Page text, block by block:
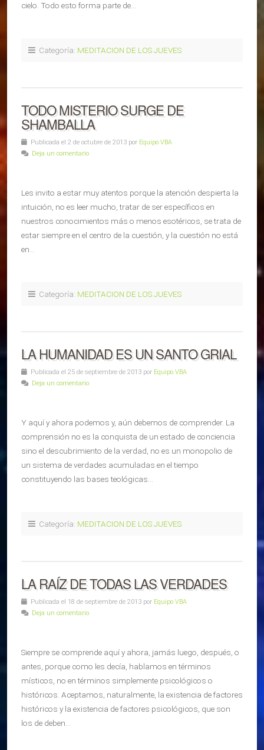
cielo. Todo esto forma parte de…
Categoría: MEDITACION DE LOS JUEVES
TODO MISTERIO SURGE DE
SHAMBALLA
Publicada el 2 de octubre de 2013 por Equipo VBA
Deja un comentario
Les invito a estar muy atentos porque la atención despierta la
intuición, no es leer mucho, tratar de ser específicos en
nuestros conocimientos más o menos esotéricos, se trata de
estar siempre en el centro de la cuestión, y la cuestión no está
en…
Categoría: MEDITACION DE LOS JUEVES
LA HUMANIDAD ES UN SANTO GRIAL
Publicada el 25 de septiembre de 2013 por Equipo VBA
Deja un comentario
Y aquí y ahora podemos y, aún debemos de comprender. La
comprensión no es la conquista de un estado de conciencia
sino el descubrimiento de la verdad, no es un monopolio de
un sistema de verdades acumuladas en el tiempo
constituyendo las bases teológicas…
Categoría: MEDITACION DE LOS JUEVES
LA RAÍZ DE TODAS LAS VERDADES
Publicada el 18 de septiembre de 2013 por Equipo VBA
Deja un comentario
Siempre se comprende aquí y ahora, jamás luego, después, o
antes, porque como les decía, hablamos en términos
místicos, no en términos simplemente psicológicos o
históricos. Aceptamos, naturalmente, la existencia de factores
históricos y la existencia de factores psicológicos, que son
los de deben…